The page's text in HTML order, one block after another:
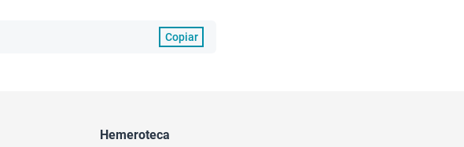
Copiar
Hemeroteca